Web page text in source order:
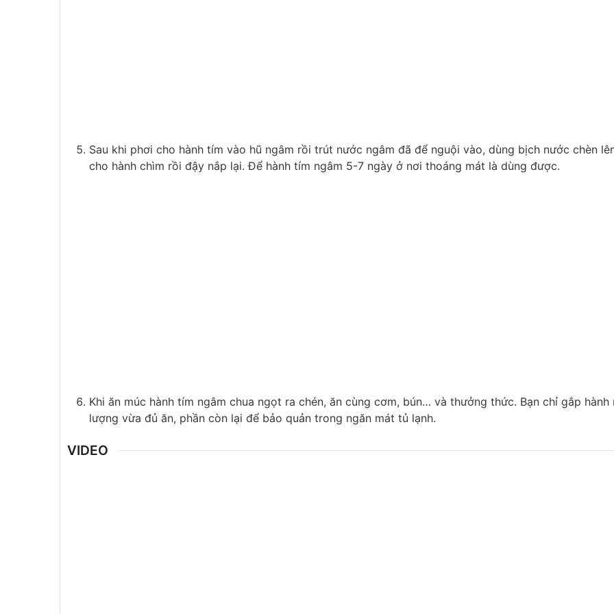
Sau khi phơi cho hành tím vào hũ ngâm rồi trút nước ngâm đã để nguội vào, dùng bịch nước chèn
cho hành chìm rồi đậy nắp lại. Để hành tím ngâm 5-7 ngày ở nơi thoáng mát là dùng được.
Khi ăn múc hành tím ngâm chua ngọt ra chén, ăn cùng cơm, bún… và thưởng thức. Bạn chỉ gắp hành
lượng vừa đủ ăn, phần còn lại để bảo quản trong ngăn mát tủ lạnh.
VIDEO